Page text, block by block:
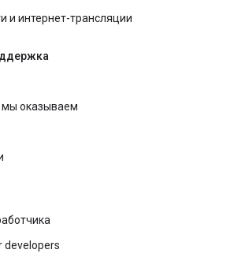
и интернет-трансляции
оказываем
developers